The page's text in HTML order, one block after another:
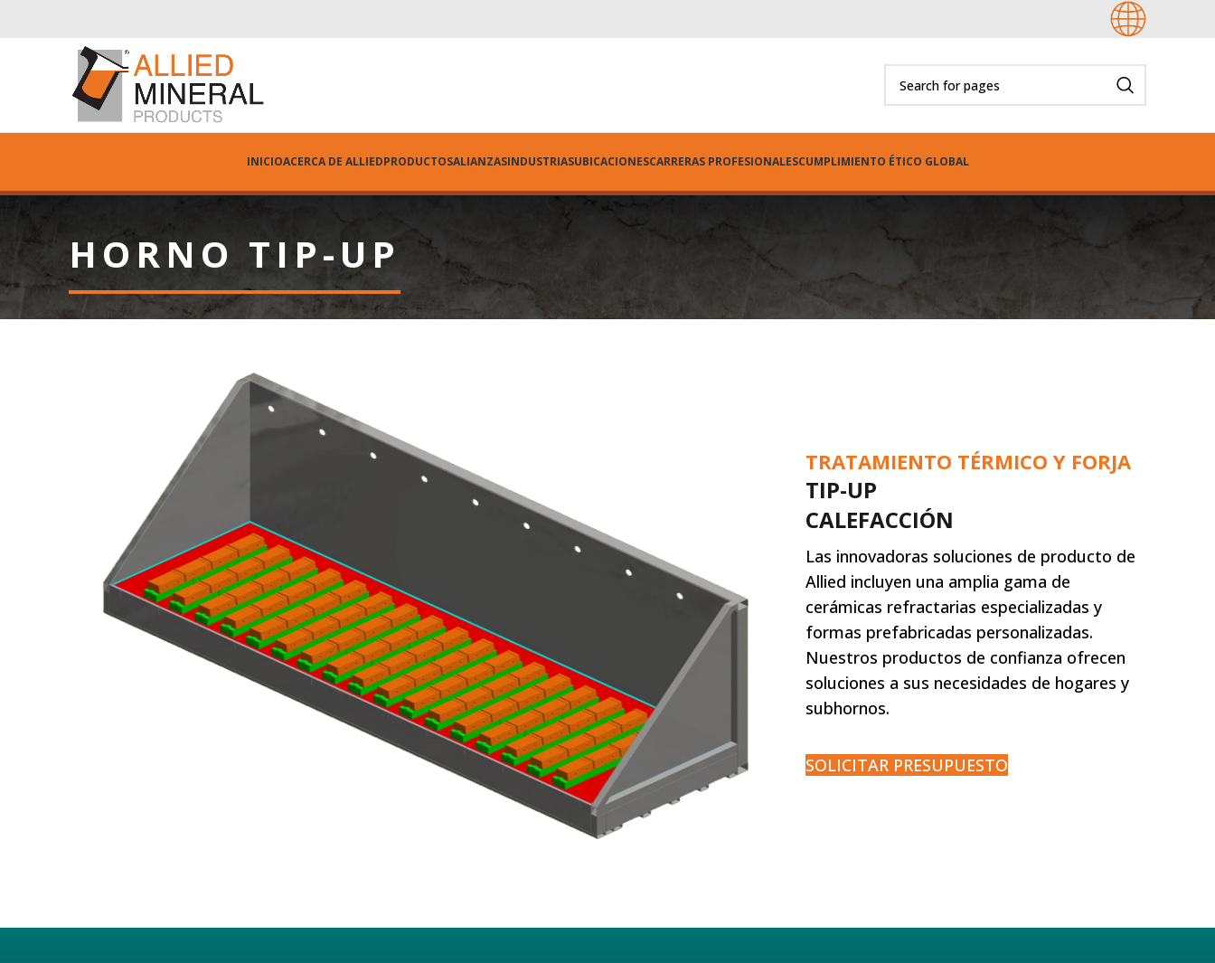
INICIOACERCA DE ALLIEDPRODUCTOSALIANZASINDUSTRIASUBICACIONESCARRERAS PROFESIONALESCUMPLIMIENTO ÉTICO GLOBAL
HORNO TIP-UP
TRATAMIENTO TÉRMICO Y FORJA
TIP-UP
CALEFACCIÓN
Las innovadoras soluciones de producto de
Allied incluyen una amplia gama de
cerámicas refractarias especializadas y
formas prefabricadas personalizadas.
Nuestros productos de confianza ofrecen
soluciones a sus necesidades de hogares y
subhornos.
SOLICITAR PRESUPUESTO